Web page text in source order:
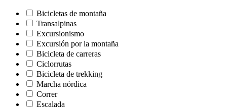
Bicicletas de montaña
Transalpinas
Excursionismo
Excursión por la montaña
Bicicleta de carreras
Ciclorrutas
Bicicleta de trekking
Marcha nórdica
Correr
Escalada